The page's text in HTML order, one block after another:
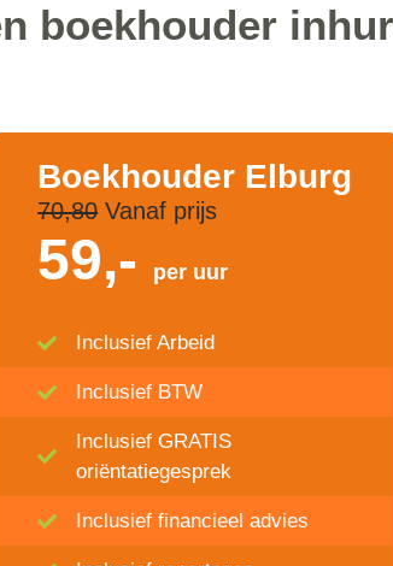
boekhouder
Boekhouder Elburg
70,80Vanaf prijs
59,- per uur
Inclusief Arbeid
Inclusief BTW
Inclusief GRATIS
oriëntatiegesprek
Inclusief financieel advies